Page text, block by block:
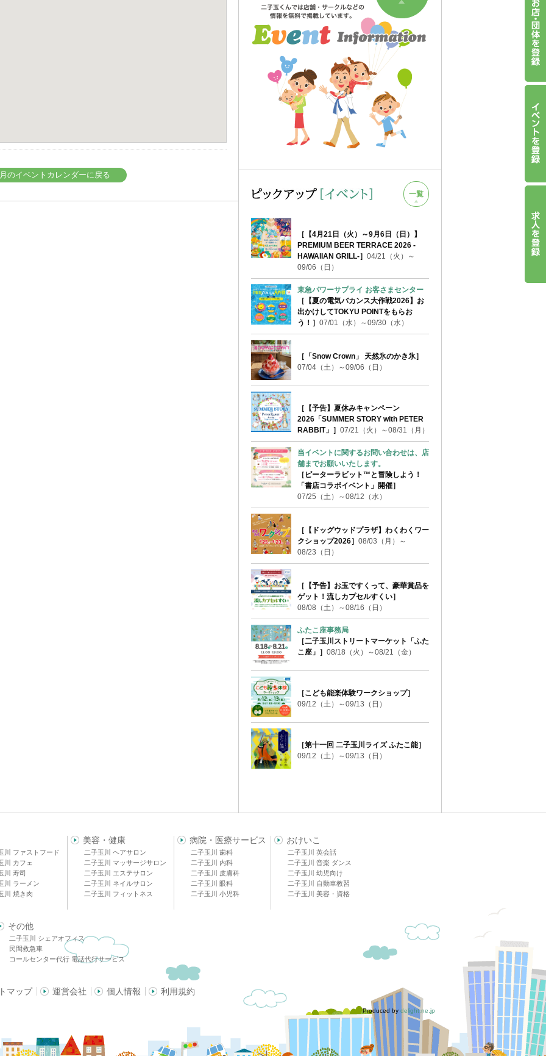
のイベントカレンダーに戻る
一覧
［【4月21日（火）～9月6日（日）】
PREMIUM BEER TERRACE 2026 -
HAWAIIAN GRILL-］ 04/21（火）～
09/06（日）
東急パワーサプライ お客さまセンター
［【夏の電気バカンス大作戦2026】お
出かけしてTOKYU POINTをもらお
う！］ 07/01（水）～09/30（水）
［「Snow Crown」 天然氷のかき氷］
07/04（土）～09/06（日）
［【予告】夏休みキャンペーン
2026「SUMMER STORY with PETER
RABBIT」］ 07/21（火）～08/31（月）
当イベントに関するお問い合わせは、店
舗までお願いいたします。
［ピーターラビット™と冒険しよう！
「書店コラボイベント」開催］
07/25（土）～08/12（水）
［【ドッグウッドプラザ】わくわくワー
クショップ2026］ 08/03（月）～
08/23（日）
［【予告】お玉ですくって、豪華賞品を
ゲット！流しカプセルすくい］
08/08（土）～08/16（日）
ふたこ座事務局
［二子玉川ストリートマーケット「ふた
こ座」］ 08/18（火）～08/21（金）
［こども能楽体験ワークショップ］
09/12（土）～09/13（日）
［第十一回 二子玉川ライズ ふたこ能］
09/12（土）～09/13（日）
川 ファストフード
川 カフェ
川 寿司
川 ラーメン
川 焼き肉
美容・健康
二子玉川 ヘアサロン
二子玉川 マッサージサロン
二子玉川 エステサロン
二子玉川 ネイルサロン
二子玉川 フィットネス
病院・医療サービス
二子玉川 歯科
二子玉川 内科
二子玉川 皮膚科
二子玉川 眼科
二子玉川 小児科
おけいこ
二子玉川 英会話
二子玉川 音楽 ダンス
二子玉川 幼児向け
二子玉川 自動車教習
二子玉川 美容・資格
その他
二子玉川 シェアオフィス
民間救急車
コールセンター代行 電話代行サービス
マップ 運営会社 個人情報 利用規約
Produced by delight.ne.jp